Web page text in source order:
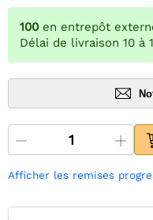
100 en entrepôt
Délai de livraison 10 à
Afficher les remises